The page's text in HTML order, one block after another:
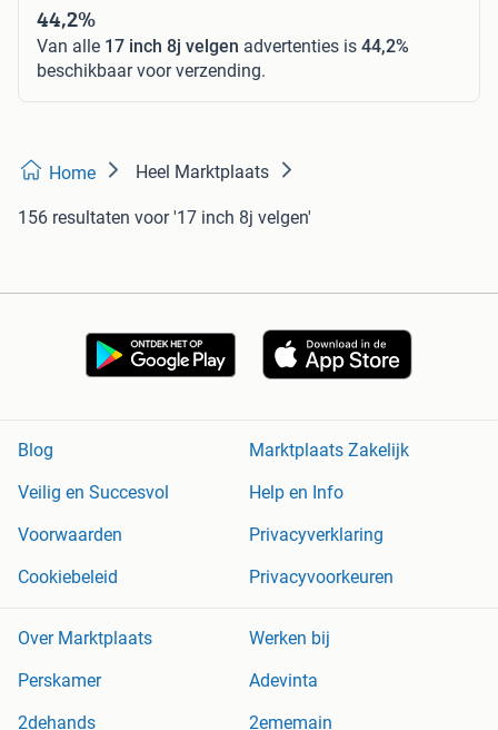
44,2%
Van alle 17 inch 8j velgen advertenties is 44,2%
beschikbaar voor verzending.
Home Heel Marktplaats
156 resultaten voor '17 inch 8j velgen'
Blog
Marktplaats Zakelijk
Veilig en Succesvol
Help en Info
Voorwaarden
Privacyverklaring
Cookiebeleid
Privacyvoorkeuren
Over Marktplaats
Werken bij
Perskamer
Adevinta
2dehands
2ememain